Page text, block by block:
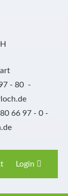
- 80 -
66 97 - 0 -
Login